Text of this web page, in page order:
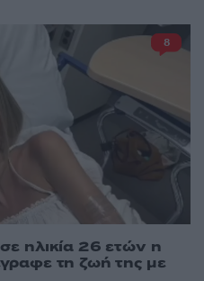
ηλικία 26 ετών η
τη ζωή της με
8